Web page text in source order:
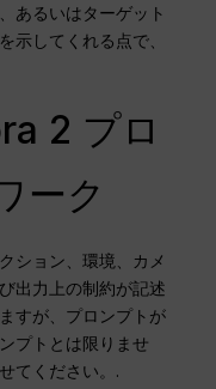
あるいはターゲット
示してくれる点で、
2 プロ
ーク
ション、環境、カメ
出力上の制約が記述
すが、プロンプトが
プトとは限りませ
てください。.